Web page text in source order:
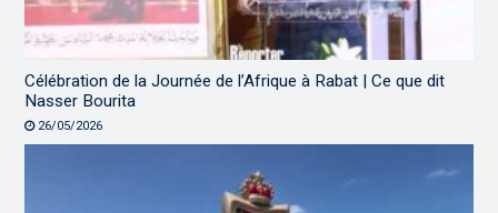
Célébration de la Journée de l’Afrique à Rabat | Ce que dit
Nasser Bourita
26/05/2026